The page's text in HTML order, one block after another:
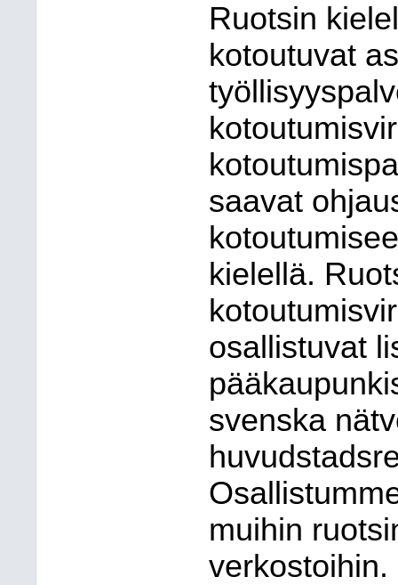
Ruotsin
kotoutuvat
saavat
kielellä.
osallistuvat
svenska
muihin
verkostoihin.